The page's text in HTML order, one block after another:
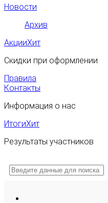
Новости
Архив
АкцииХит
Скидки при оформлении
Правила
Контакты
Информация о нас
ИтогиХит
Результаты участников